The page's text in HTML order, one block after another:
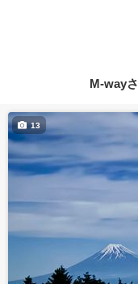
M-way
13